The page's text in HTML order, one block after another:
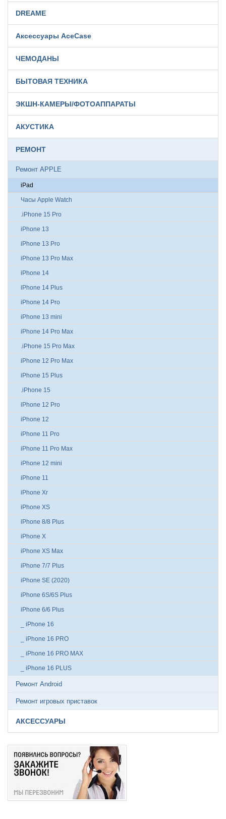
DREAME
Аксессуары AceCase
ЧЕМОДАНЫ
БЫТОВАЯ ТЕХНИКА
ЭКШН-КАМЕРЫ/ФОТОАППАРАТЫ
АКУСТИКА
РЕМОНТ
Ремонт APPLE
iPad
Часы Apple Watch
.iPhone 15 Pro
iPhone 13
iPhone 13 Pro
iPhone 13 Pro Max
iPhone 14
iPhone 14 Plus
iPhone 14 Pro
iPhone 13 mini
iPhone 14 Pro Max
.iPhone 15 Pro Max
iPhone 12 Pro Max
iPhone 15 Plus
.iPhone 15
iPhone 12 Pro
iPhone 12
iPhone 11 Pro
iPhone 11 Pro Max
iPhone 12 mini
iPhone 11
iPhone Xr
iPhone XS
iPhone 8/8 Plus
iPhone X
iPhone XS Max
iPhone 7/7 Plus
iPhone SE (2020)
iPhone 6S/6S Plus
iPhone 6/6 Plus
_ iPhone 16
_ iPhone 16 PRO
_ iPhone 16 PRO MAX
_ iPhone 16 PLUS
Ремонт Android
Ремонт игровых приставок
АКСЕССУАРЫ